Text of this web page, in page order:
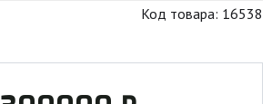
Код товара: 16538